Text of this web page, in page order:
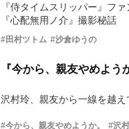
『侍タイムスリッパー』フ
『心配無用ノ介』撮影秘話
#田村ツトム #沙倉ゆうの
『今から、親友やめよ
沢村玲、親友から一線を越
#今から、親友やめようか。 #沢